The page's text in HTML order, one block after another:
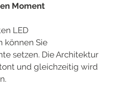
Moment
LED
können Sie
setzen. Die Architektur
und gleichzeitig wird